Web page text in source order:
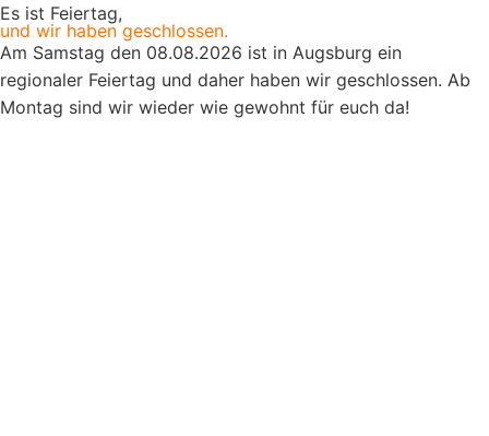
Es ist Feiertag,
und wir haben geschlossen.
Am Samstag den 08.08.2026 ist in Augsburg ein
regionaler Feiertag und daher haben wir geschlossen. Ab
Montag sind wir wieder wie gewohnt für euch da!